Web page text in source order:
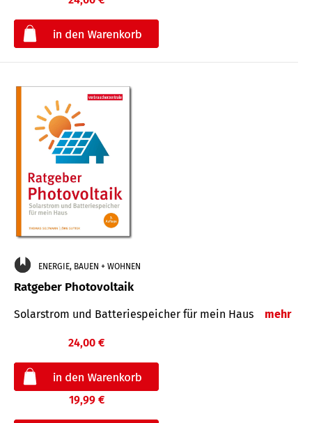
ENERGIE, BAUEN + WOHNEN
Ratgeber Photovoltaik
Solarstrom und Batteriespeicher für mein Haus mehr
24,00 €
19,99 €